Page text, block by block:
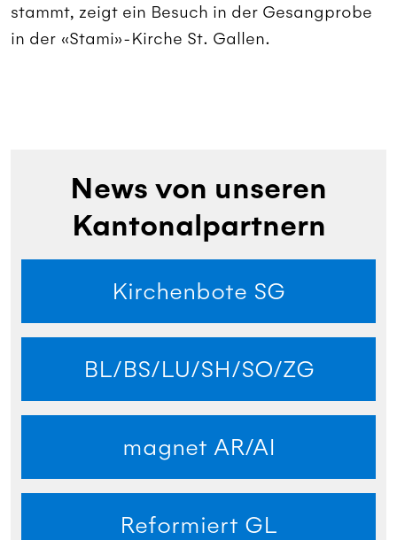
stammt, zeigt ein Besuch in der Gesangprobe
in der «Stami»-Kirche St. Gallen.
News von unseren
Kantonalpartnern
Kirchenbote SG
BL/BS/LU/SH/SO/ZG
magnet AR/AI
Reformiert GL